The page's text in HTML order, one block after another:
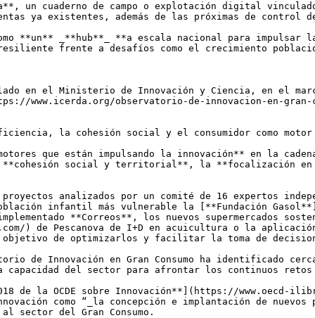
un cuaderno de campo o explotación digital
ya existentes, además de las próximas de control
**un** _**hub**_ **a escala nacional para
frente a desafíos como el crecimiento
en el Ministerio de Innovación y Ciencia, en el
www.icerda.org/observatorio-de-innovacion-en-gran-
la cohesión social y el consumidor como motor
que están impulsando la innovación** en la
social y territorial**, la **focalización en
analizados por un comité de 16 expertos
infantil más vulnerable la [**Fundación
**Correos**, los nuevos supermercados
) de Pescanova de I+D en acuicultura o la
de optimizarlos y facilitar la toma de
de Innovación en Gran Consumo ha identificado
del sector para afrontar los continuos retos
de la OCDE sobre Innovación**](https://www.oecd-
como “_la concepción e implantación de
sector del Gran Consumo.